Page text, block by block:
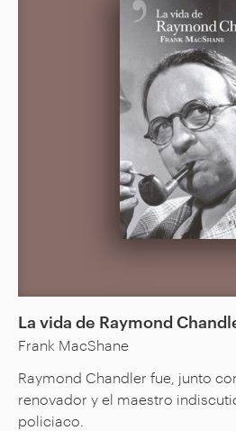
La vida de Raymond
Frank MacShane
Raymond Chandler fue, junto
renovador y el maestro
policiaco.